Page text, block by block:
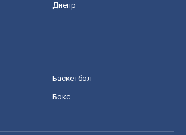
Днепр
Баскетбол
Бокс